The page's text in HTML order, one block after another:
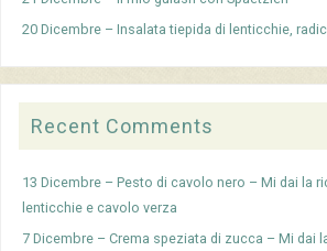
20 Dicembre – Insalata tiepida di lenticchie,
Recent Comments
13 Dicembre – Pesto di cavolo nero – Mi dai la
lenticchie e cavolo verza
7 Dicembre – Crema speziata di zucca – Mi dai